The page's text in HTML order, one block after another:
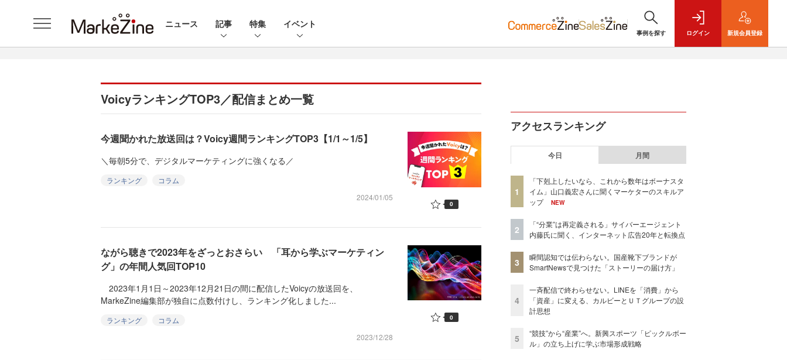
ニュース 記事 特集 イベント
事例を探す ログイン 新規会員登録
VoicyランキングTOP3／配信まとめ一覧
今週聞かれた放送回は？Voicy週間ランキングTOP3【1/1～1/5】
＼毎朝5分で、デジタルマーケティングに強くなる／
ランキング
コラム
2024/01/05
0
ながら聴きで2023年をざっとおさらい 「耳から学ぶマーケティン
グ」の年間人気回TOP10
2023年1月1日～2023年12月21日の間に配信したVoicyの放送回を、
MarkeZine編集部が独自に点数付けし、ランキング化しました...
ランキング
コラム
2023/12/28
0
アクセスランキング
今日 月間
1
「下剋上したいなら、これから数年はボーナスタ
イム」山口義宏さんに聞くマーケターのスキルア
ップ
NEW
2
「“分業”は再定義される」サイバーエージェント
内藤氏に聞く、インターネット広告20年と転換点
3
瞬間認知では伝わらない。国産靴下ブランドが
SmartNewsで見つけた「ストーリーの届け方」
4
一斉配信で終わらせない。LINEを「消費」から
「資産」に変える、カルビーとＵＴグループの設
計思想
5
“競技”から“産業”へ。新興スポーツ「ピックルボー
ル」の立ち上げに学ぶ市場形成戦略